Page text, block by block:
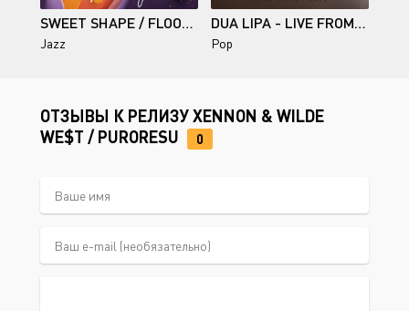
SWEET SHAPE / FLOORBOARD MEMORY
Jazz
DUA LIPA - LIVE FROM THE ROYAL ALBERT HALL (2024)
Pop
ОТЗЫВЫ К РЕЛИЗУ XENNON & WILDE
WE$T / PURORESU
0